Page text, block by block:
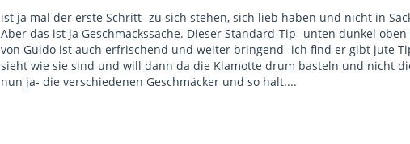
ist ja mal der erste Schritt- zu sich stehen, sich lieb haben und nicht in
Aber das ist ja Geschmackssache. Dieser Standard-Tip- unten dunkel
von Guido ist auch erfrischend und weiter bringend- ich find er gibt jute
sieht wie sie sind und will dann da die Klamotte drum basteln und nicht
nun ja- die verschiedenen Geschmäcker und so halt....